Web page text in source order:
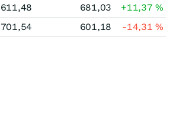
611,48 681,03 +11,37%
701,54 601,18 -14,31%